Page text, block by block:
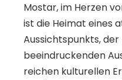
Mostar, im Herzen
ist die Heimat eines
Aussichtspunkts,
beeindruckenden
reichen kulturellen